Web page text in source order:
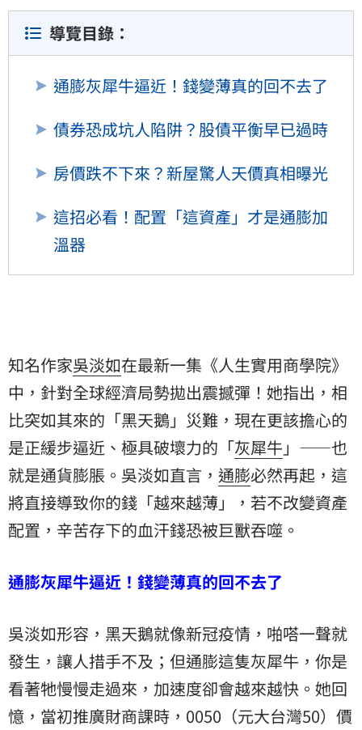
導覽目錄：
通膨灰犀牛逼近！錢變薄真的回不去了
債券恐成坑人陷阱？股債平衡早已過時
房價跌不下來？新屋驚人天價真相曝光
這招必看！配置「這資產」才是通膨加
溫器
知名作家吳淡如在最新一集《人生實用商學院》
中，針對全球經濟局勢拋出震撼彈！她指出，相
比突如其來的「黑天鵝」災難，現在更該擔心的
是正緩步逼近、極具破壞力的「灰犀牛 」——也
就是通貨膨脹。吳淡如直言， 通膨必然再起，這
將直接導致你的錢「越來越薄」，若不改變資產
配置 ，辛苦存下的血汗錢恐被巨獸吞噬。
通膨灰犀牛逼近！錢變薄真的回不去了
吳淡如形容，黑天鵝就像新冠疫情，啪嗒一聲就
發生，讓人措手不及；但通膨這隻灰犀牛，你是
看著牠慢慢走過來，加速度卻會越來越快。她回
憶，當初推廣財商課時，0050（元大台灣50）價